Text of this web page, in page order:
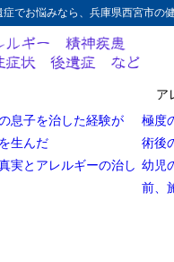
でお悩みなら、兵庫県西宮市
息子を治した経験が
生んだ
実とアレルギーの治し
ア
極度
術後
幼児
前、